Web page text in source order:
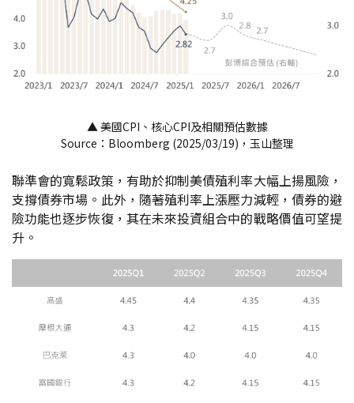
▲ 美國CPI、核心CPI及相關預估數據
Source：Bloomberg (2025/03/19)，玉山整理
聯準會的寬鬆政策，有助於抑制美債殖利率大幅上揚風險，
支撐債券市場。此外，隨著殖利率上漲壓力減輕，債券的避
險功能也逐步恢復，其在未來投資組合中的戰略價值可望提
升。